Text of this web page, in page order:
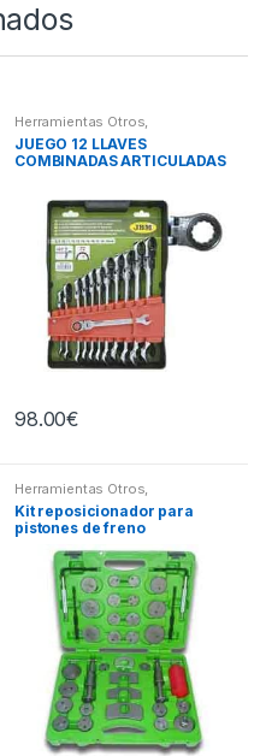
Herramientas Otros,
Herramientas De Mano
Herramientas De Mano
JUEGO 12 LLAVES
COMBINADAS ARTICULADAS
98.00€
Herramientas Otros,
Herramientas Frenos y
Refrigeración
Kit reposicionador para
pistones de freno